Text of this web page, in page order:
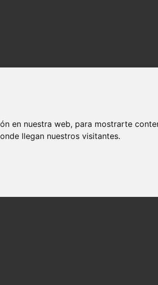
en nuestra web, para mostrarte
llegan nuestros visitantes.